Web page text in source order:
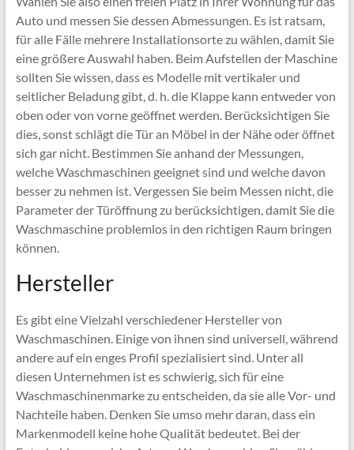
Auto und messen Sie dessen Abmessungen. Es ist ratsam,
für alle Fälle mehrere Installationsorte zu wählen, damit Sie
eine größere Auswahl haben. Beim Aufstellen der Maschine
sollten Sie wissen, dass es Modelle mit vertikaler und
seitlicher Beladung gibt, d. h. die Klappe kann entweder von
oben oder von vorne geöffnet werden. Berücksichtigen Sie
dies, sonst schlägt die Tür an Möbel in der Nähe oder öffnet
sich gar nicht. Bestimmen Sie anhand der Messungen,
welche Waschmaschinen geeignet sind und welche davon
besser zu nehmen ist. Vergessen Sie beim Messen nicht, die
Parameter der Türöffnung zu berücksichtigen, damit Sie die
Waschmaschine problemlos in den richtigen Raum bringen
können.
Hersteller
Es gibt eine Vielzahl verschiedener Hersteller von
Waschmaschinen. Einige von ihnen sind universell, während
andere auf ein enges Profil spezialisiert sind. Unter all
diesen Unternehmen ist es schwierig, sich für eine
Waschmaschinenmarke zu entscheiden, da sie alle Vor- und
Nachteile haben. Denken Sie umso mehr daran, dass ein
Markenmodell keine hohe Qualität bedeutet. Bei der